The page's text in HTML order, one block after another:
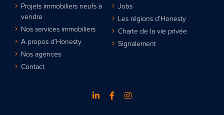
Projets immobiliers neufs à
vendre
Nos services immobiliers
A propos d’Honesty
Nos agences
Contact
Jobs
Les régions d’Honesty
Charte de la vie privée
Signalement